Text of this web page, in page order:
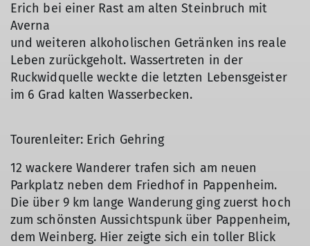
© Copyright: DAV Treuchtlingen
Erich bei einer Rast am alten Steinbruch mit
Averna
und weiteren alkoholischen Getränken ins reale
Leben zurückgeholt. Wassertreten in der
Ruckwidquelle weckte die letzten Lebensgeister
im 6 Grad kalten Wasserbecken.
Tourenleiter: Erich Gehring
12 wackere Wanderer trafen sich am neuen
Parkplatz neben dem Friedhof in Pappenheim.
Die über 9 km lange Wanderung ging zuerst hoch
zum schönsten Aussichtspunk über Pappenheim,
dem Weinberg. Hier zeigte sich ein toller Blick
© Copyright: DAV Treuchtlingen